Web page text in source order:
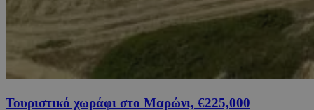
Τουριστικό χωράφι στο Μαρώνι, €225,000